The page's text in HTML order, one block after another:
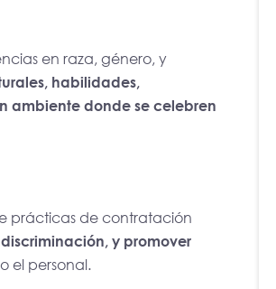
en raza, género, y
habilidades,
ambiente donde se celebren
prácticas de contratación
y promover
el personal.